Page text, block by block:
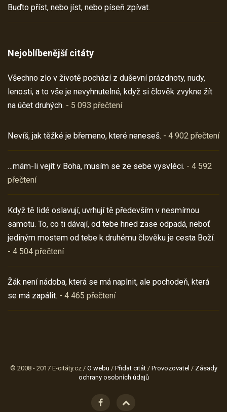
Buďto příst, nebo jíst, nebo píseň zpívat.
Nejoblíbenější citáty
Všechno zlo v životě pochází z duševní prázdnoty, nudy,
lenosti, a to vše je nevyhnutelné, když si člověk zvykne žít
na účet druhých. - 5 093 přečtení
Nevíš, jak těžké je břemeno, které neneseš. - 4 902 přečtení
…mám-li vejít v Boha, musím se ze sebe vysvléci. - 4 592
přečtení
Když tě lidé oslavují, uvrhují tě především v nesmírnou
samotu. To, co ti dávají, od tebe hned zase odpadá, neboť
jediným mostem od tebe k druhému člověku je cesta Boží.
- 4 504 přečtení
Žák není nádoba, která se má naplnit, ale pochodeň, která
se má zapálit. - 4 465 přečtení
© 2008 - 2017 E-citáty.cz / O webu / Přidat citát/ Provozovatel / Zásady
ochrany osobních údajů